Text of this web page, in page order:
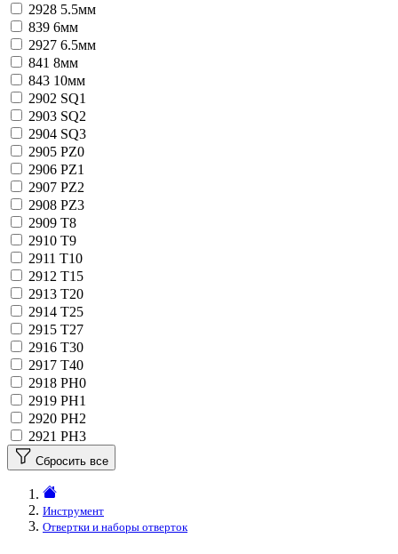
2928 5.5мм
839 6мм
2927 6.5мм
841 8мм
843 10мм
2902 SQ1
2903 SQ2
2904 SQ3
2905 PZ0
2906 PZ1
2907 PZ2
2908 PZ3
2909 T8
2910 T9
2911 T10
2912 T15
2913 T20
2914 T25
2915 T27
2916 T30
2917 T40
2918 PH0
2919 PH1
2920 PH2
2921 PH3
Сбросить все
Инструмент
Отвертки и наборы отверток